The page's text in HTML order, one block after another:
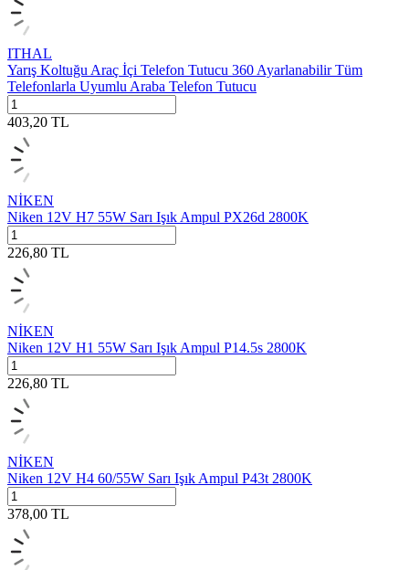
ITHAL
Yarış Koltuğu Araç İçi Telefon Tutucu 360 Ayarlanabilir Tüm
Telefonlarla Uyumlu Araba Telefon Tutucu
403,20 TL
NİKEN
Niken 12V H7 55W Sarı Işık Ampul PX26d 2800K
226,80 TL
NİKEN
Niken 12V H1 55W Sarı Işık Ampul P14.5s 2800K
226,80 TL
NİKEN
Niken 12V H4 60/55W Sarı Işık Ampul P43t 2800K
378,00 TL